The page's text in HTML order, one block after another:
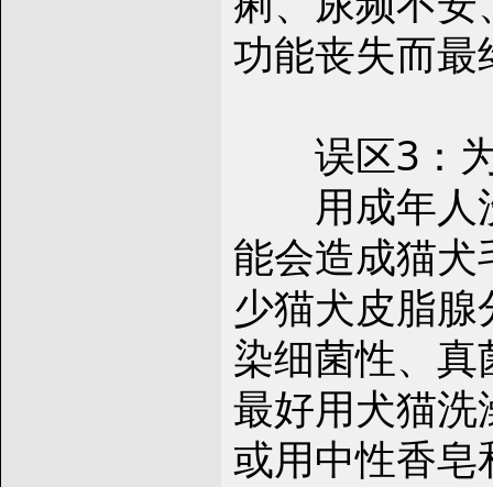
功能丧失而
误区3：
用成年人洗
能会造成猫
少猫犬皮脂
染细菌性、
最好用犬猫
或用中性香皂